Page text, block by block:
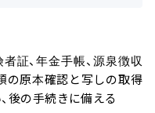
証、年金手帳、源泉徴収
の原本確認と写しの取得
後の手続きに備える